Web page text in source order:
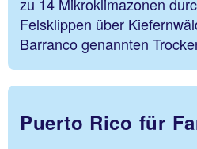
Felsklippen über
Barranco genannten
Puerto Rico für